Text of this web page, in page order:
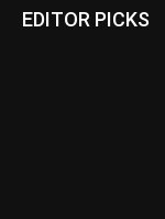
EDITOR PICKS